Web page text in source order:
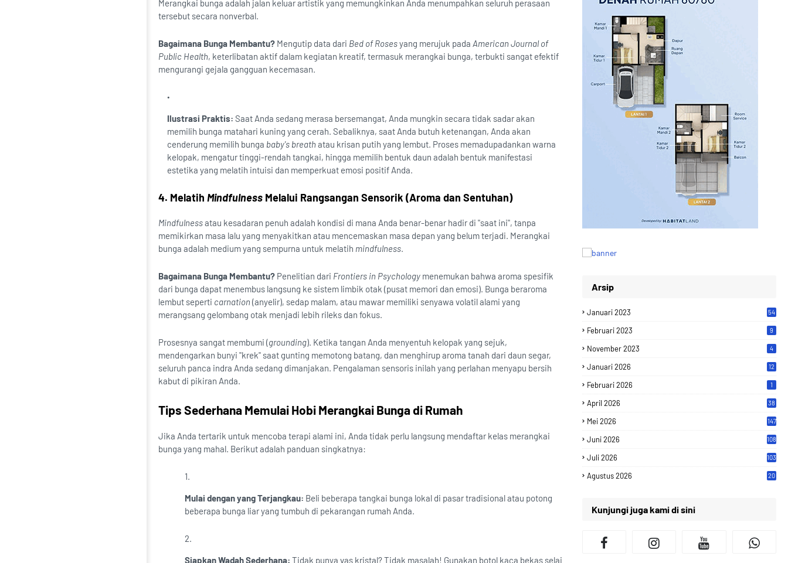
Merangkai bunga adalah jalan keluar artistik yang memungkinkan Anda menumpahkan seluruh perasaan
tersebut secara nonverbal.
Bagaimana Bunga Membantu? Mengutip data dari Bed of Rosesyang merujuk pada American Journal of
Public Health, keterlibatan aktif dalam kegiatan kreatif, termasuk merangkai bunga, terbukti sangat efektif
mengurangi gejala gangguan kecemasan.
Ilustrasi Praktis: Saat Anda sedang merasa bersemangat, Anda mungkin secara tidak sadar akan
memilih bunga matahari kuning yang cerah. Sebaliknya, saat Anda butuh ketenangan, Anda akan
cenderung memilih bunga baby's breath atau krisan putih yang lembut. Proses memadupadankan warna
kelopak, mengatur tinggi-rendah tangkai, hingga memilih bentuk daun adalah bentuk manifestasi
estetika yang melatih intuisi dan memperkuat emosi positif Anda.
4. Melatih Mindfulness Melalui Rangsangan Sensorik (Aroma dan Sentuhan)
Mindfulnessatau kesadaran penuh adalah kondisi di mana Anda benar-benar hadir di "saat ini", tanpa
memikirkan masa lalu yang menyakitkan atau mencemaskan masa depan yang belum terjadi. Merangkai
bunga adalah medium yang sempurna untuk melatih mindfulness.
Bagaimana Bunga Membantu? Penelitian dari Frontiers in Psychology menemukan bahwa aroma spesifik
dari bunga dapat menembus langsung ke sistem limbik otak (pusat memori dan emosi). Bunga beraroma
lembut seperti carnation (anyelir), sedap malam, atau mawar memiliki senyawa volatil alami yang
merangsang gelombang otak menjadi lebih rileks dan fokus.
Prosesnya sangat membumi (grounding). Ketika tangan Anda menyentuh kelopak yang sejuk,
mendengarkan bunyi "krek" saat gunting memotong batang, dan menghirup aroma tanah dari daun segar,
seluruh panca indra Anda sedang dimanjakan. Pengalaman sensoris inilah yang perlahan menyapu bersih
kabut di pikiran Anda.
Tips Sederhana Memulai Hobi Merangkai Bunga di Rumah
Jika Anda tertarik untuk mencoba terapi alami ini, Anda tidak perlu langsung mendaftar kelas merangkai
bunga yang mahal. Berikut adalah panduan singkatnya:
Mulai dengan yang Terjangkau: Beli beberapa tangkai bunga lokal di pasar tradisional atau potong
beberapa bunga liar yang tumbuh di pekarangan rumah Anda.
Siapkan Wadah Sederhana: Tidak punya vas kristal? Tidak masalah! Gunakan botol kaca bekas selai
Arsip
Januari 2023 54
Februari 2023 9
November 2023 4
Januari 2026 12
Februari 2026 1
April 2026 38
Mei 2026 147
Juni 2026 108
Juli 2026 103
Agustus 2026 20
Kunjungi juga kami di sini